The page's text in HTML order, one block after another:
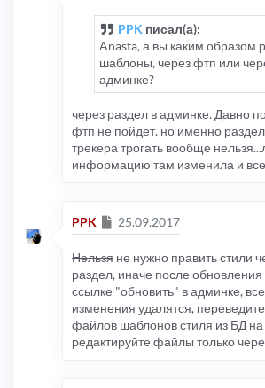
PPK писал(а):
Anasta, а вы каким образом
шаблоны, через фтп или
админке?
через раздел в админке. Давно
фтп не пойдет. но именно
трекера трогать вообще
информацию там изменила и все
PPK Сообщение
25.09.2017
Нельзя не нужно править стили
раздел, иначе после
ссылке "обновить" в админке,
изменения удалятся,
файлов шаблонов стиля из БД на
редактируйте файлы только